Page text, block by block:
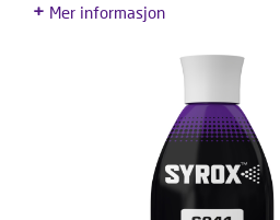
Mer informasjon